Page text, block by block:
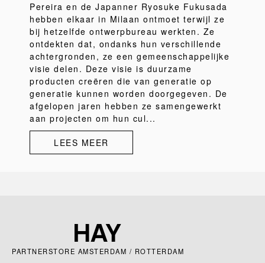
Pereira en de Japanner Ryosuke Fukusada
hebben elkaar in Milaan ontmoet terwijl ze
bij hetzelfde ontwerpbureau werkten. Ze
ontdekten dat, ondanks hun verschillende
achtergronden, ze een gemeenschappelijke
visie delen. Deze visie is duurzame
producten creëren die van generatie op
generatie kunnen worden doorgegeven. De
afgelopen jaren hebben ze samengewerkt
aan projecten om hun cul...
LEES MEER
PARTNERSTORE AMSTERDAM / ROTTERDAM